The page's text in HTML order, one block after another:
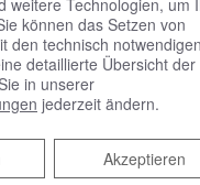
Fördermittel zu
freuen uns auf Sie!
können das Setzen von
den technisch notwendigen
detaillierte Übersicht der
in unserer
jederzeit ändern.
Akzeptieren